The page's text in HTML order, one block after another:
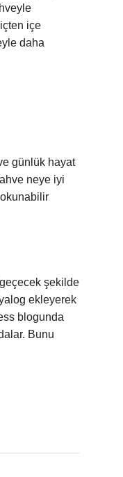
içe
daha
ve günlük hayat
neye iyi
şekilde
ekleyerek
blogunda
Bunu